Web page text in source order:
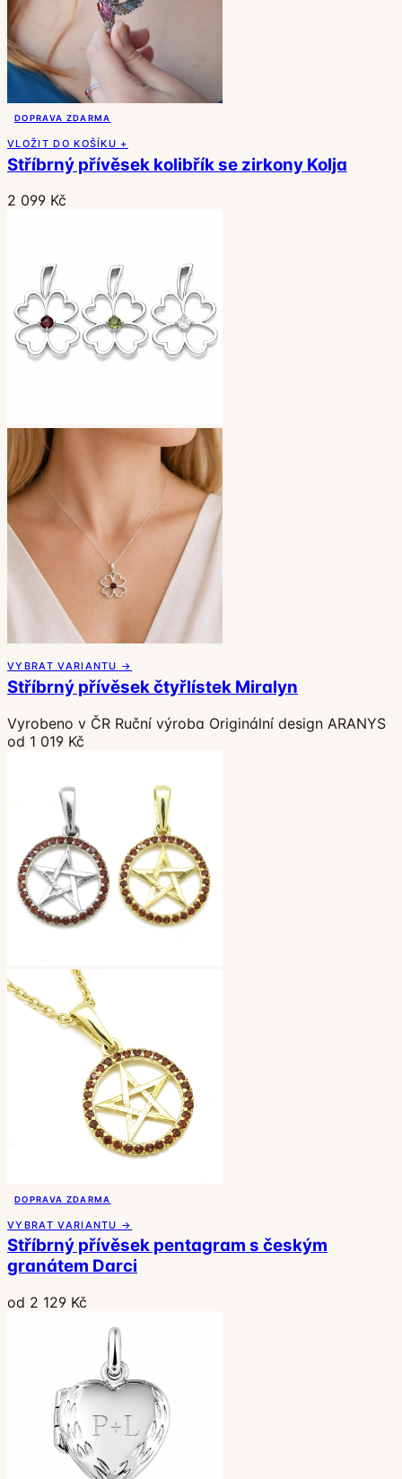
DOPRAVA ZDARMA
VLOŽIT DO KOŠÍKU +
Stříbrný přívěsek kolibřík se zirkony Kolja
2 099 Kč
VYBRAT VARIANTU →
Stříbrný přívěsek čtyřlístek Miralyn
Vyrobeno v ČR Ruční výroba Originální design ARANYS
od 1 019 Kč
DOPRAVA ZDARMA
VYBRAT VARIANTU →
Stříbrný přívěsek pentagram s českým
granátem Darci
od 2 129 Kč